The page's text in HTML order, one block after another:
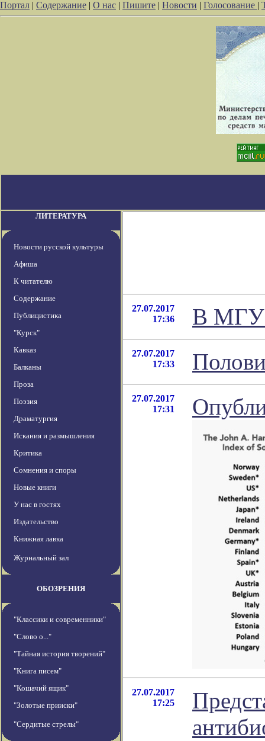
Портал | Содержание | О нас | Пишите | Новости | Голосование |
ЛИТЕРАТУРА
Новости русской культуры
Афиша
К читателю
Содержание
Публицистика
"Курск"
Кавказ
Балканы
Проза
Поэзия
Драматургия
Искания и размышления
Критика
Сомнения и споры
Новые книги
У нас в гостях
Издательство
Книжная лавка
Журнальный зал
ОБОЗРЕНИЯ
"Классики и современники"
"Слово о..."
"Тайная история творений"
"Книга писем"
"Кошачий ящик"
"Золотые прииски"
"Сердитые стрелы"
27.07.2017
17:36
В МГУ
27.07.2017
17:33
27.07.2017
17:31
27.07.2017
17:25